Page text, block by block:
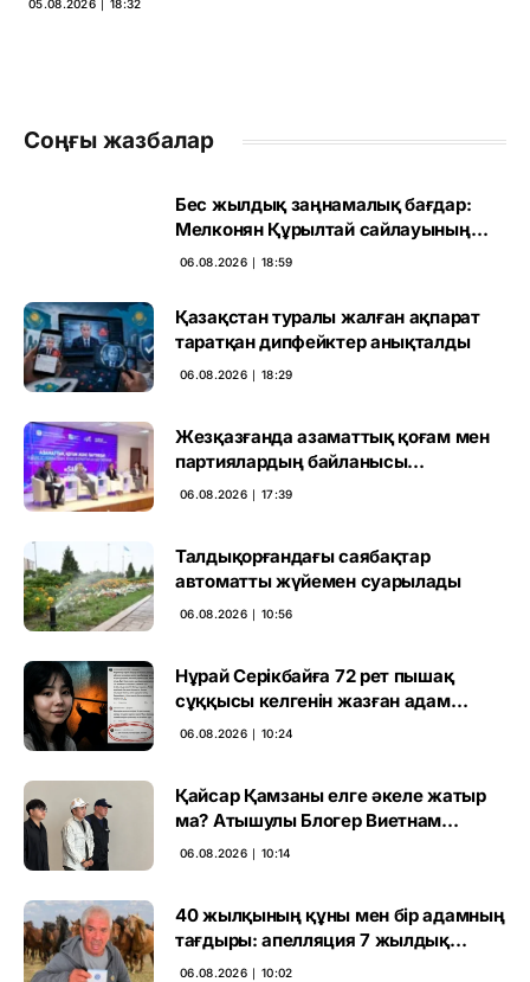
05.08.2026 ∣ 18:32
Соңғы жазбалар
Бес жылдық заңнамалық бағдар:
Мелконян Құрылтай сайлауының
маңызын бағалады
06.08.2026 ∣ 18:59
Қазақстан туралы жалған ақпарат
таратқан дипфейктер анықталды
06.08.2026 ∣ 18:29
Жезқазғанда азаматтық қоғам мен
партиялардың байланысы
талқыланды
06.08.2026 ∣ 17:39
Талдықорғандағы саябақтар
автоматты жүйемен суарылады
06.08.2026 ∣ 10:56
Нұрай Серікбайға 72 рет пышақ
сұққысы келгенін жазған адам
ұсталды
06.08.2026 ∣ 10:24
Қайсар Қамзаны елге әкеле жатыр
ма? Атышулы Блогер Виетнам
әуежайында көзге түсті
06.08.2026 ∣ 10:14
40 жылқының құны мен бір адамның
тағдыры: апелляция 7 жылдық
үкімді бұзды
06.08.2026 ∣ 10:02